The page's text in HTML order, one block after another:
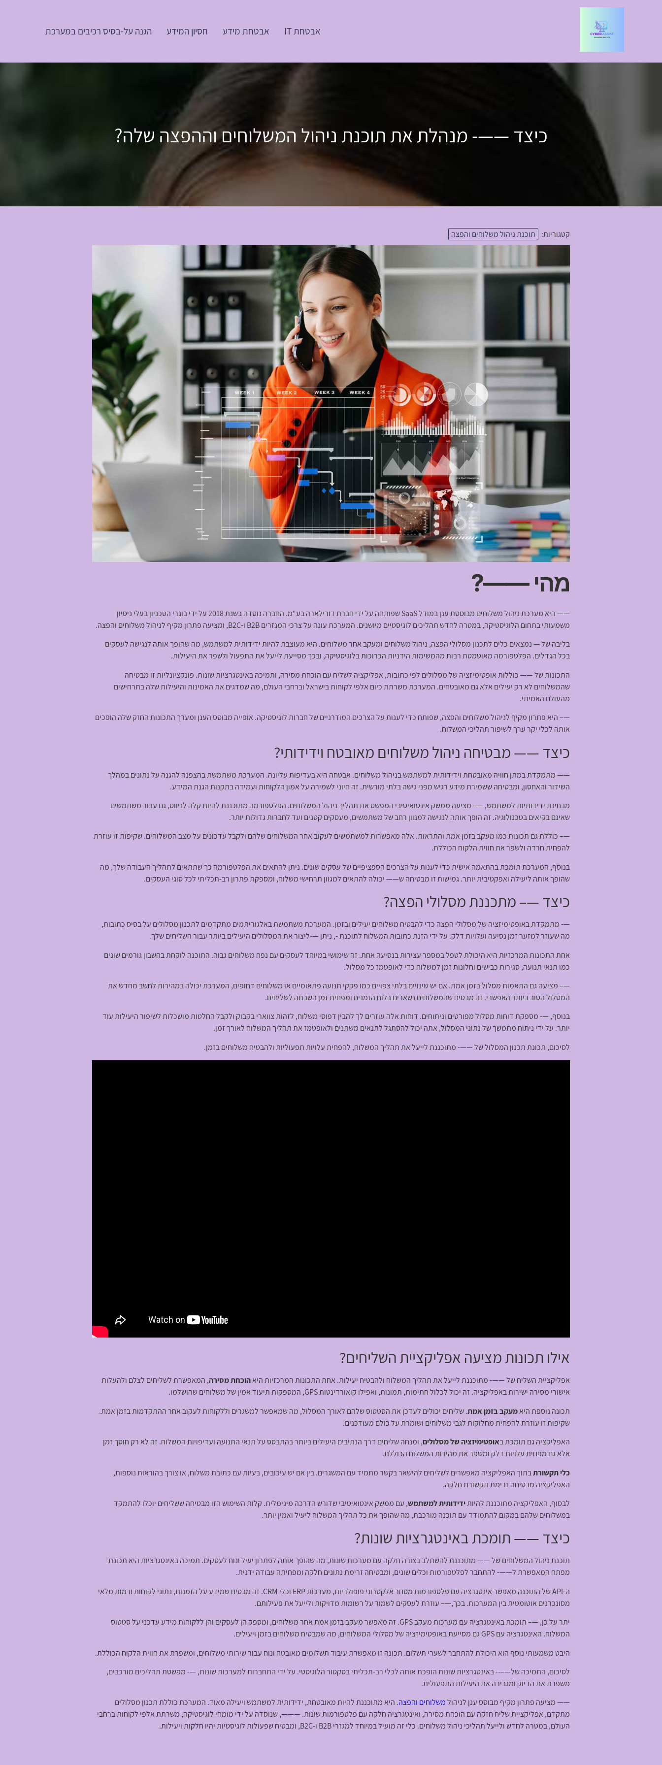
אבטחת IT אבטחת מידע חסיון המידע הגנה על-בסיס רכיבים במערכת
כיצד ——- מנהלת את תוכנת ניהול המשלוחים וההפצה שלה?
קטגוריות: תוכנת ניהול משלוחים והפצה
מהי ——?
—— היא מערכת ניהול משלוחים מבוססת ענן במודל SaaS שפותחה על ידי חברת דורילארה בע"מ. החברה נוסדה בשנת 2018 על ידי בוגרי הטכניון בעלי ניסיון
משמעותי בתחום הלוגיסטיקה, במטרה לחדש תהליכים לוגיסטיים מיושנים. המערכת עונה על צרכי המגזרים B2B ו-B2C, ומציעה פתרון מקיף לניהול משלוחים והפצה.
בליבה של — נמצאים כלים לתכנון מסלולי הפצה, ניהול משלוחים ומעקב אחר משלוחים. היא מעוצבת להיות ידידותית למשתמש, מה שהופך אותה לנגישה לעסקים
בכל הגדלים. הפלטפורמה מאוטמטת רבות מהמשימות הידניות הכרוכות בלוגיסטיקה, ובכך מסייעת לייעל את התפעול ולשפר את היעילות.
התכונות של——כוללות אופטימיזציה של מסלולים לפי כתובות, אפליקציה לשליח עם הוכחת מסירה, ותמיכה באינטגרציות שונות. פונקציונליות זו מבטיחה
שהמשלוחים לא רק יעילים אלא גם מאובטחים. המערכת משרתת כיום אלפי לקוחות בישראל וברחבי העולם, מה שמדגים את האמינות והיעילות שלה בתרחישים
מהעולם האמיתי.
—– היא פתרון מקיף לניהול משלוחים והפצה, שפותח כדי לענות על הצרכים המודרניים של חברות לוגיסטיקה. אופייה מבוסס הענן ומערך התכונות החזק שלה הופכים
אותה לכלי יקר ערך לשיפור תהליכי המשלוח.
כיצד —— מבטיחה ניהול משלוחים מאובטח וידידותי?
—— מתמקדת במתן חוויה מאובטחת וידידותית למשתמש בניהול משלוחים. אבטחה היא בעדיפות עליונה. המערכת משתמשת בהצפנה להגנה על נתונים במהלך
השידור והאחסון, ומבטיחה ששמירת מידע רגיש מפני גישה בלתי מורשית. זה חיוני לשמירה על אמון הלקוחות ועמידה בתקנות הגנת המידע.
מבחינת ידידותיות למשתמש, —– מציעה ממשק אינטואיטיבי המפשט את תהליך ניהול המשלוחים. הפלטפורמה מתוכננת להיות קלה לניווט, גם עבור משתמשים
שאינם בקיאים בטכנולוגיה. זה הופך אותה לנגישה למגוון רחב של משתמשים, מעסקים קטנים ועד לחברות גדולות יותר.
—– כוללת גם תכונות כמו מעקב בזמן אמת והתראות. אלה מאפשרות למשתמשים לעקוב אחר המשלוחים שלהם ולקבל עדכונים על מצב המשלוחים. שקיפות זו עוזרת
להפחית חרדה ולשפר את חווית הלקוח הכוללת.
בנוסף, המערכת תומכת בהתאמה אישית כדי לענות על הצרכים הספציפיים של עסקים שונים. ניתן להתאים את הפלטפורמה כך שתתאים לתהליך העבודה שלך, מה
שהופך אותה ליעילה ואפקטיבית יותר. גמישות זו מבטיחה ש—— יכולה להתאים למגוון תרחישי משלוח, ומספקת פתרון רב-תכליתי לכל סוגי העסקים.
כיצד —– מתכננת מסלולי הפצה?
—- מתמקדת באופטימיזציה של מסלולי הפצה כדי להבטיח משלוחים יעילים ובזמן. המערכת משתמשת באלגוריתמים מתקדמים לתכנון מסלולים על בסיס כתובות,
מה שעוזר למזער זמן נסיעה ועלויות דלק. על ידי הזנת כתובות המשלוח לתוכנת -, ניתן —-ליצור את המסלולים היעילים ביותר עבור השליחים שלך.
אחת התכונות המרכזיות היא היכולת לטפל במספר עצירות בנסיעה אחת. זה שימושי במיוחד לעסקים עם נפח משלוחים גבוה. התוכנה לוקחת בחשבון גורמים שונים
כמו תנאי תנועה, סגירות כבישים וחלונות זמן למשלוח כדי לאופטמז כל מסלול.
—– מציעה גם התאמות מסלול בזמן אמת. אם יש שינויים בלתי צפויים כמו פקקי תנועה פתאומיים או משלוחים דחופים, המערכת יכולה במהירות לחשב מחדש את
המסלול הטוב ביותר האפשרי. זה מבטיח שהמשלוחים נשארים בלוח הזמנים ומפחית זמן השבתה לשליחים.
בנוסף, —- מספקת דוחות מסלול מפורטים וניתוחים. דוחות אלה עוזרים לך להבין דפוסי משלוח, לזהות צווארי בקבוק ולקבל החלטות מושכלות לשיפור היעילות עוד
יותר. על ידי ניתוח מתמשך של נתוני המסלול, אתה יכול להסתגל לתנאים משתנים ולאופטמז את תהליך המשלוח לאורך זמן.
לסיכום, תכונת תכנון המסלול של ——- מתוכננת לייעל את תהליך המשלוח, להפחית עלויות תפעוליות ולהבטיח משלוחים בזמן.
אילו תכונות מציעה אפליקציית השליחים?
אפליקציית השליח של ——- מתוכננת לייעל את תהליך המשלוח ולהבטיח יעילות. אחת התכונות המרכזיות היאהוכחת מסירה, המאפשרת לשליחים לצלם ולהעלות
אישורי מסירה ישירות באפליקציה. זה יכול לכלול חתימות, תמונות, ואפילו קואורדינטות GPS, המספקות תיעוד אמין של משלוחים שהושלמו.
תכונה נוספת היאמעקב בזמן אמת. שליחים יכולים לעדכן את הסטטוס שלהם לאורך המסלול, מה שמאפשר למשגרים וללקוחות לעקוב אחר ההתקדמות בזמן אמת.
שקיפות זו עוזרת להפחית מחלוקות לגבי משלוחים ושומרת על כולם מעודכנים.
האפליקציה גם תומכת באופטימיזציה של מסלולים, ומנחה שליחים דרך הנתיבים היעילים ביותר בהתבסס על תנאי התנועה ועדיפויות המשלוח. זה לא רק חוסך זמן
אלא גם מפחית עלויות דלק ומשפר את מהירות המשלוח הכוללת.
כלי תקשורתבתוך האפליקציה מאפשרים לשליחים להישאר בקשר מתמיד עם המשגרים. בין אם יש עיכובים, בעיות עם כתובת משלוח, או צורך בהוראות נוספות,
האפליקציה מבטיחה זרימת תקשורת חלקה.
לבסוף, האפליקציה מתוכננת להיותידידותית למשתמש, עם ממשק אינטואיטיבי שדורש הדרכה מינימלית. קלות השימוש הזו מבטיחה ששליחים יוכלו להתמקד
במשלוחים שלהם במקום להתמודד עם תוכנה מורכבת, מה שהופך את כל תהליך המשלוח ליעיל ואמין יותר.
כיצד —— תומכת באינטגרציות שונות?
תוכנת ניהול המשלוחים של —— מתוכננת להשתלב בצורה חלקה עם מערכות שונות, מה שהופך אותה לפתרון יעיל ונוח לעסקים. תמיכה באינטגרציות היא תכונת
מפתח המאפשרת ל——- להתחבר לפלטפורמות וכלים שונים, ומבטיחה זרימת נתונים חלקה ומפחיתה עבודה ידנית.
ה-API של התוכנה מאפשר אינטגרציה עם פלטפורמות מסחר אלקטרוני פופולריות, מערכות ERP וכלי CRM. זה מבטיח שמידע על הזמנות, נתוני לקוחות ורמות מלאי
מסונכרנים אוטומטית בין המערכות. בכך,—– עוזרת לעסקים לשמור על רשומות מדויקות ולייעל את פעילותם.
יתר על כן, —– תומכת באינטגרציה עם מערכות מעקב GPS. זה מאפשר מעקב בזמן אמת אחר משלוחים, ומספק הן לעסקים והן ללקוחות מידע עדכני על סטטוס
המשלוח. האינטגרציה עם GPS גם מסייעת באופטימיזציה של מסלולי המשלוחים, מה שמבטיח משלוחים בזמן ויעילים.
היבט משמעותי נוסף הוא היכולת להתחבר לשערי תשלום. תכונה זו מאפשרת עיבוד תשלומים מאובטח ונוח עבור שירותי משלוחים, ומשפרת את חווית הלקוח הכוללת.
לסיכום, התמיכה של——- באינטגרציות שונות הופכת אותה לכלי רב-תכליתי בסקטור הלוגיסטי. על ידי התחברות למערכות שונות, —- מפשטת תהליכים מורכבים,
משפרת את הדיוק ומגבירה את היעילות התפעולית.
—— מציעה פתרון מקיף מבוסס ענן לניהולמשלוחים והפצה. היא מתוכננת להיות מאובטחת, ידידותית למשתמש ויעילה מאוד. המערכת כוללת תכנון מסלולים
מתקדם, אפליקציית שליח חזקה עם הוכחת מסירה, ואינטגרציה חלקה עם פלטפורמות שונות. ———, שנוסדה על ידי מומחי לוגיסטיקה, משרתת אלפי לקוחות ברחבי
העולם, במטרה לחדש ולייעל תהליכי ניהול משלוחים. כלי זה מועיל במיוחד למגזרי B2B ו-B2C, ומבטיח שפעולות לוגיסטיות יהיו חלקות ויעילות.